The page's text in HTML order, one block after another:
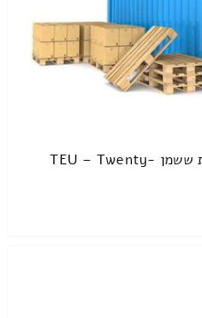
נפח של מכולה נמדד ביחידות ששמן TEU – Twenty-